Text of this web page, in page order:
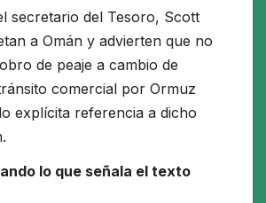
secretario del Tesoro, Scott
a Omán y advierten que no
de peaje a cambio de
comercial por Ormuz
explícita referencia a dicho
lo que señala el texto